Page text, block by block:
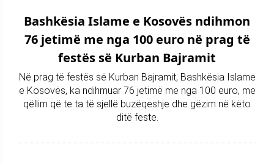
Bashkësia Islame e Kosovës ndihmon
76 jetimë me nga 100 euro në prag të
festës së Kurban Bajramit
Në prag të festës së Kurban Bajramit, Bashkësia Islame
e Kosovës, ka ndihmuar 76 jetimë me nga 100 euro, me
qëllim që te ta të sjellë buzëqeshje dhe gëzim në këto
ditë feste.